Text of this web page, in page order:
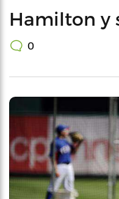
Hamilton y
0